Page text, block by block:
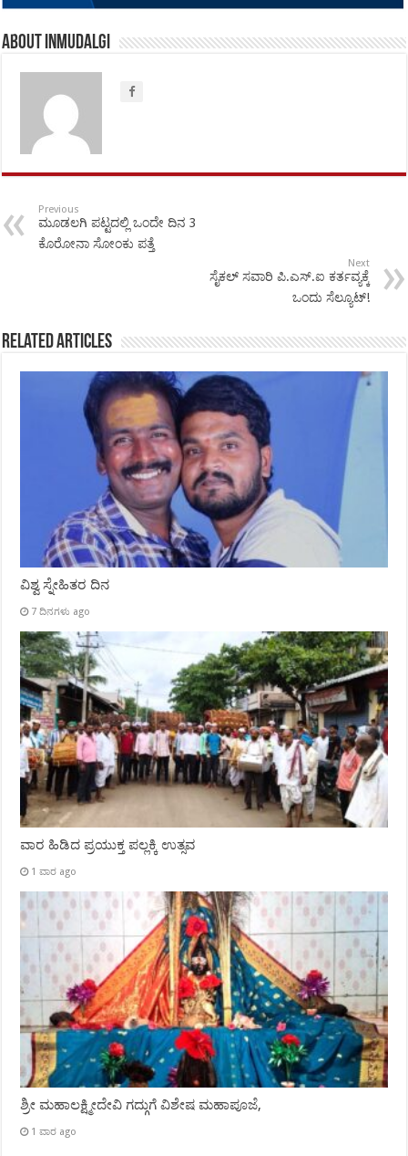
About inmudalgi
Previous
ಮೂಡಲಗಿ ಪಟ್ಟದಲ್ಲಿ ಒಂದೇ ದಿನ 3
ಕೊರೋನಾ ಸೋಂಕು ಪತ್ತೆ
Next
ಸೈಕಲ್ ಸವಾರಿ ಪಿ.ಎಸ್.ಐ ಕರ್ತವ್ಯಕ್ಕೆ
ಒಂದು ಸೆಲ್ಯೂಟ್!
Related Articles
ವಿಶ್ವ ಸ್ನೇಹಿತರ ದಿನ
7 ದಿನಗಳು ago
ವಾರ ಹಿಡಿದ ಪ್ರಯುಕ್ತ ಪಲ್ಲಕ್ಕಿ ಉತ್ಸವ
1 ವಾರ ago
ಶ್ರೀ ಮಹಾಲಕ್ಷ್ಮೀದೇವಿ ಗದ್ಗುಗೆ ವಿಶೇಷ ಮಹಾಪೂಜೆ,
1 ವಾರ ago